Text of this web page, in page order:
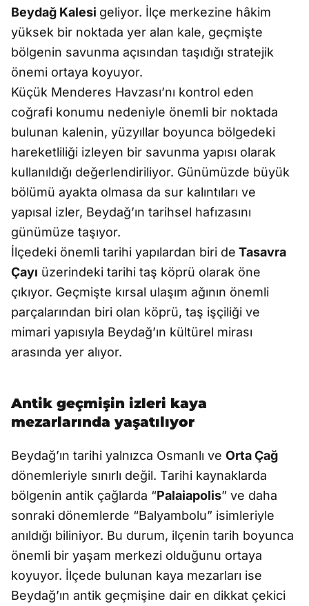
Beydağ Kalesi geliyor. İlçe merkezine hâkim
yüksek bir noktada yer alan kale, geçmişte
bölgenin savunma açısından taşıdığı stratejik
önemi ortaya koyuyor.
Küçük Menderes Havzası’nı kontrol eden
coğrafi konumu nedeniyle önemli bir noktada
bulunan kalenin, yüzyıllar boyunca bölgedeki
hareketliliği izleyen bir savunma yapısı olarak
kullanıldığı değerlendiriliyor. Günümüzde büyük
bölümü ayakta olmasa da sur kalıntıları ve
yapısal izler, Beydağ’ın tarihsel hafızasını
günümüze taşıyor.
İlçedeki önemli tarihi yapılardan biri de Tasavra
Çayı üzerindeki tarihi taş köprü olarak öne
çıkıyor. Geçmişte kırsal ulaşım ağının önemli
parçalarından biri olan köprü, taş işçiliği ve
mimari yapısıyla Beydağ’ın kültürel mirası
arasında yer alıyor.
Antik geçmişin izleri kaya
mezarlarında yaşatılıyor
Beydağ’ın tarihi yalnızca Osmanlı ve Orta Çağ
dönemleriyle sınırlı değil. Tarihi kaynaklarda
bölgenin antik çağlarda “Palaiapolis” ve daha
sonraki dönemlerde “Balyambolu” isimleriyle
anıldığı biliniyor. Bu durum, ilçenin tarih boyunca
önemli bir yaşam merkezi olduğunu ortaya
koyuyor. İlçede bulunan kaya mezarları ise
Beydağ’ın antik geçmişine dair en dikkat çekici